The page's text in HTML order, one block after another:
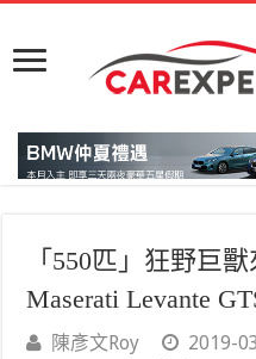
「550匹」狂野巨
Maserati Levante
陳彥文Roy
2019-